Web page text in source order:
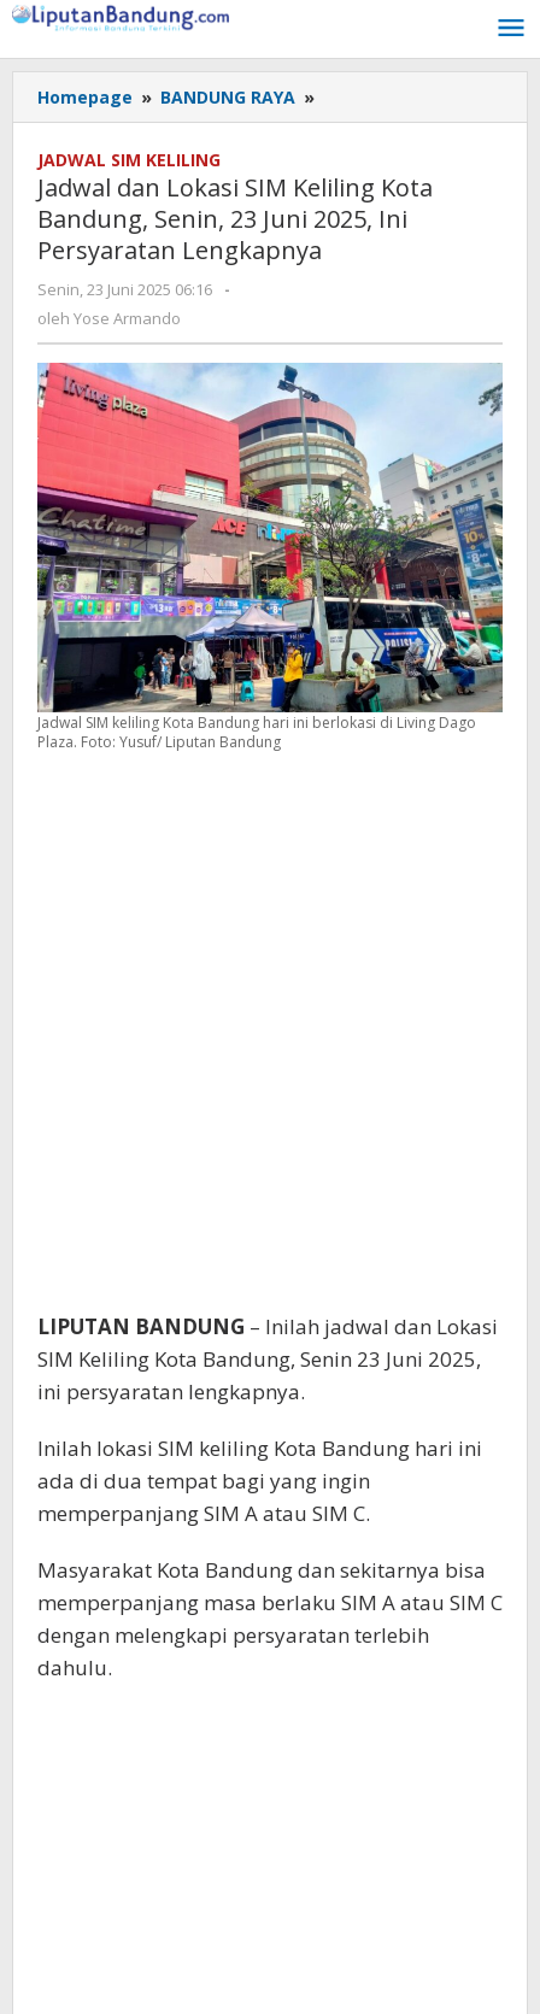
Lewati
konten
Homepage » BANDUNG RAYA »
dan
SIM
Keliling
Kota
Bandung,
2025,
Persyaratan
Lengkapnya
JADWAL SIM KELILING
Jadwal dan Lokasi SIM Keliling Kota
Bandung, Senin, 23 Juni 2025, Ini
Persyaratan Lengkapnya
Senin, 23 Juni 2025 06:16
oleh
-
oleh Yose Armando
Jadwal SIM keliling Kota Bandung hari ini berlokasi di Living Dago
Plaza. Foto: Yusuf/ Liputan Bandung
LIPUTAN BANDUNG – Inilah jadwal dan Lokasi
SIM Keliling Kota Bandung, Senin 23 Juni 2025,
ini persyaratan lengkapnya.
Inilah lokasi SIM keliling Kota Bandung hari ini
ada di dua tempat bagi yang ingin
memperpanjang SIM A atau SIM C.
Masyarakat Kota Bandung dan sekitarnya bisa
memperpanjang masa berlaku SIM A atau SIM C
dengan melengkapi persyaratan terlebih
dahulu.